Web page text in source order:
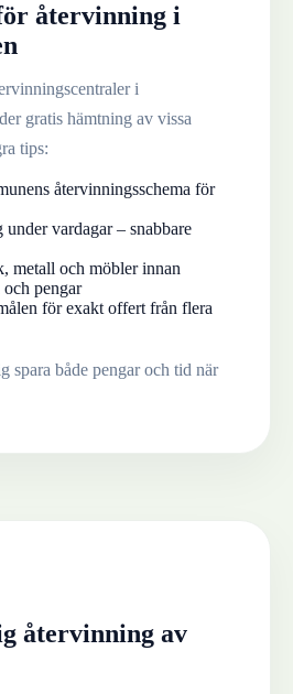
återvinning i
i
gratis hämtning av vissa
tips:
återvinningsschema för
vardagar – snabbare
metall och möbler innan
pengar
för exakt offert från flera
spara både pengar och tid när
återvinning av